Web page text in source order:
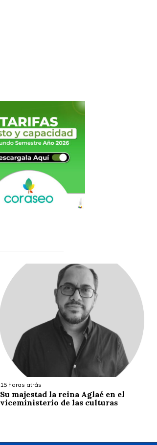
15 horas atrás
Su majestad la reina Aglaé en el
viceministerio de las culturas